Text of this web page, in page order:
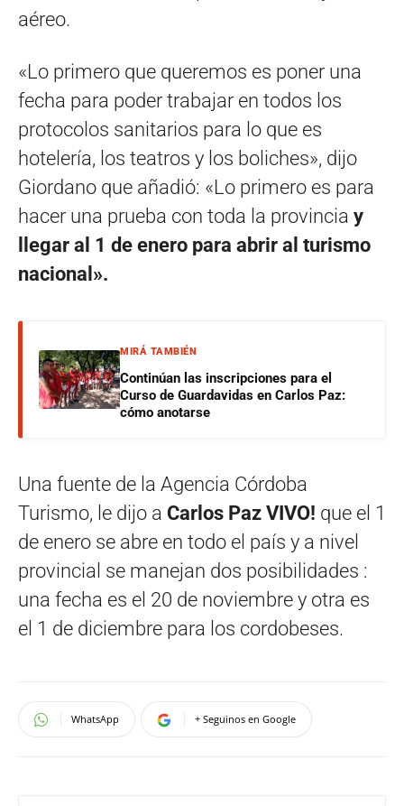
aéreo.
«Lo primero que queremos es poner una
fecha para poder trabajar en todos los
protocolos sanitarios para lo que es
hotelería, los teatros y los boliches», dijo
Giordano que añadió: «Lo primero es para
hacer una prueba con toda la provincia y
llegar al 1 de enero para abrir al turismo
nacional».
MIRÁ TAMBIÉN
Continúan las inscripciones para el
Curso de Guardavidas en Carlos Paz:
cómo anotarse
Una fuente de la Agencia Córdoba
Turismo, le dijo a Carlos Paz VIVO! que el 1
de enero se abre en todo el país y a nivel
provincial se manejan dos posibilidades :
una fecha es el 20 de noviembre y otra es
el 1 de diciembre para los cordobeses.
WhatsApp + Seguinos en Google